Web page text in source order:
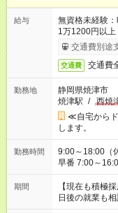
給与
無資格未経験
1万1200円以上
交通費別途
交通費 交通費
勤務地
静岡県焼津市
焼津駅 / 西焼
≪自宅から
します。
勤務時間
9:00～18:00（休憩60分） ■ご希望が
早番 7:00～16:00 遅番
い」 「余裕を
たくない」 など、
の方へ 今ご覧
の勤務時間。
期間
【現在も積極
日後の就業も相